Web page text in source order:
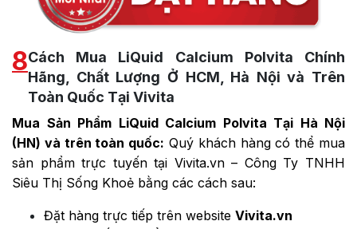
8Cách Mua LiQuid Calcium Polvita Chính
Hãng, Chất Lượng Ở HCM, Hà Nội và Trên
Toàn Quốc Tại Vivita
Mua Sản Phẩm LiQuid Calcium Polvita Tại Hà Nội
(HN) và trên toàn quốc: Quý khách hàng có thể mua
sản phẩm trực tuyến tại Vivita.vn – Công Ty TNHH
Siêu Thị Sống Khoẻ bằng các cách sau:
Đặt hàng trực tiếp trên website Vivita.vn